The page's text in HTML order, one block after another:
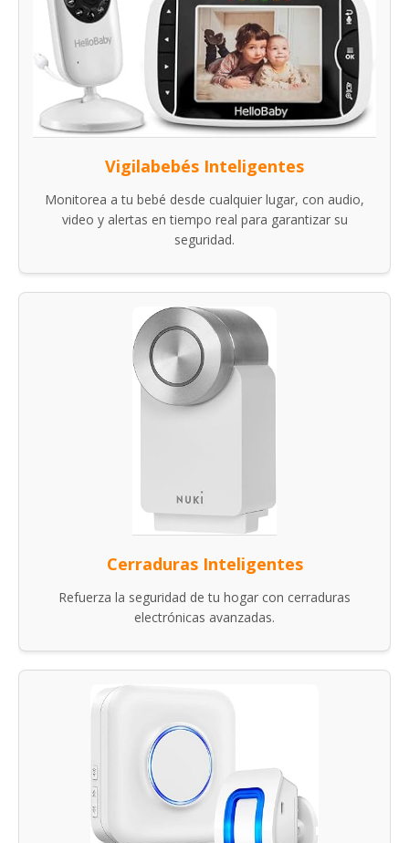
Vigilabebés Inteligentes
Monitorea a tu bebé desde cualquier lugar, con audio,
video y alertas en tiempo real para garantizar su
seguridad.
Cerraduras Inteligentes
Refuerza la seguridad de tu hogar con cerraduras
electrónicas avanzadas.